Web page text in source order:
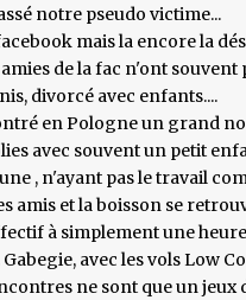
notre pseudo victime...
mais la encore la
de la fac n'ont souvent
divorcé avec enfants....
en Pologne un grand
avec souvent un petit
, n'ayant pas le travail
amis et la boisson se
à simplement une
avec les vols Low
ne sont que un jeux